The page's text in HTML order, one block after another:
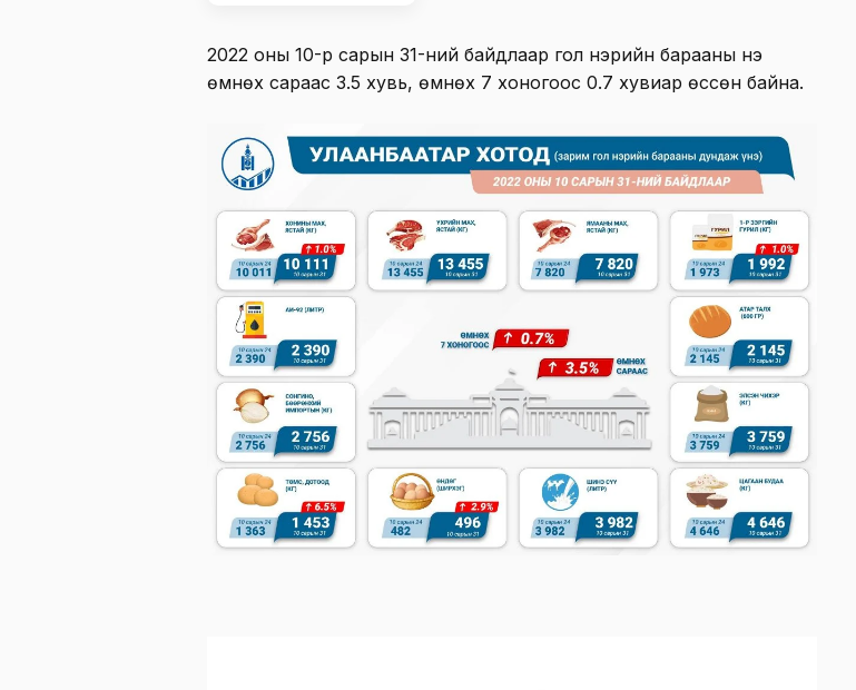
2022 оны 10-р сарын 31-ний байдлаар гол нэрийн барааны үнэ
өмнөх сараас 3.5 хувь, өмнөх 7 хоногоос 0.7 хувиар өссөн байна.